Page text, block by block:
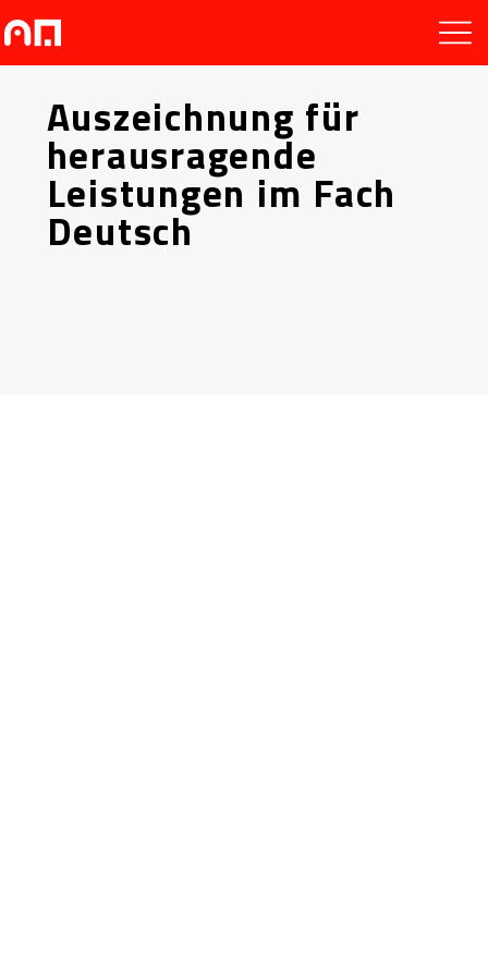
Auszeichnung für
herausragende
Leistungen im Fach
Deutsch